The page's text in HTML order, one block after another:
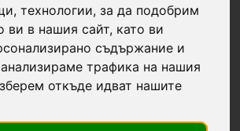
технологии, за да подобрим
ви в нашия сайт, като ви
съдържание и
трафика на нашия
откъде идват нашите